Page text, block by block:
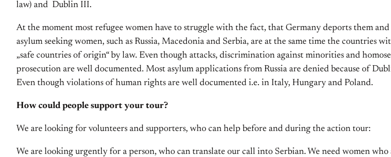
law) and Dublin III.
At the moment most refugee women have to struggle with the fact, that Germany deports them
asylum seeking women, such as Russia, Macedonia and Serbia, are at the same time the countries
„safe countries of origin“ by law. Even though attacks, discrimination against minorities and
prosecution are well documented. Most asylum applications from Russia are denied because of
Even though violations of human rights are well documented i.e. in Italy, Hungary and Poland.
How could people support your tour?
We are looking for volunteers and supporters, who can help before and during the action tour:
We are looking urgently for a person, who can translate our call into Serbian. We need women